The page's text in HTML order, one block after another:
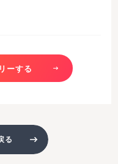
ーする
る